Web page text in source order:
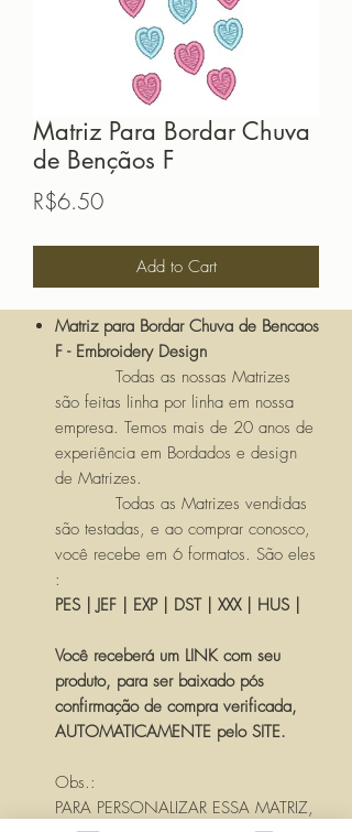
Matriz Para Bordar Chuva
de Bençãos F
R$6.50Price
Add to Cart
Matriz para Bordar Chuva de Bencaos
F - Embroidery Design
Todas as nossas Matrizes
são feitas linha por linha em nossa
empresa. Temos mais de 20 anos de
experiência em Bordados e design
de Matrizes.
Todas as Matrizes vendidas
são testadas, e ao comprar conosco,
você recebe em 6 formatos. São eles
:
PES | JEF | EXP | DST | XXX | HUS |
Você receberá um LINK com seu
produto, para ser baixado pós
confirmação de compra verificada,
AUTOMATICAMENTE pelo SITE.
Obs.:
PARA PERSONALIZAR ESSA MATRIZ,